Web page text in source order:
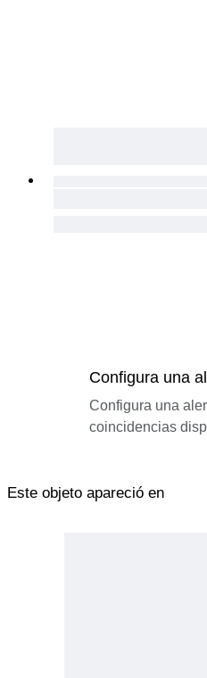
Configura una
Configura una
coincidencias
Este objeto apareció en